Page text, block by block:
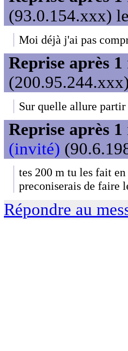
(93.0.154.xxx)
Moi déjà j'ai pas
Reprise après
Sur quelle allure
Reprise après
(invité)
tes 200 m tu les fait
preconiserais de faire
Répondre au